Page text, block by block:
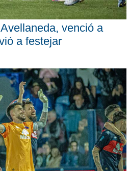
venció a
a festejar